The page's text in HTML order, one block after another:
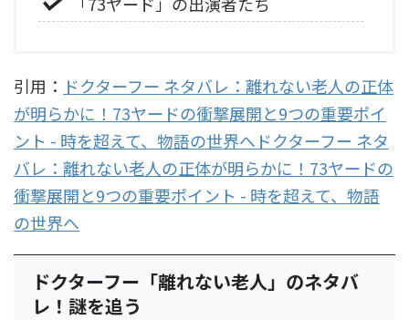
引用： ドクターフー ネタバレ：離れない老人の正体
が明らかに！73ヤードの衝撃展開と9つの重要ポイ
ント - 時を超えて、物語の世界へドクターフー ネタ
バレ：離れない老人の正体が明らかに！73ヤードの
衝撃展開と9つの重要ポイント - 時を超えて、物語
の世界へ
ドクターフー「離れない老人」のネタバ
レ！謎を追う